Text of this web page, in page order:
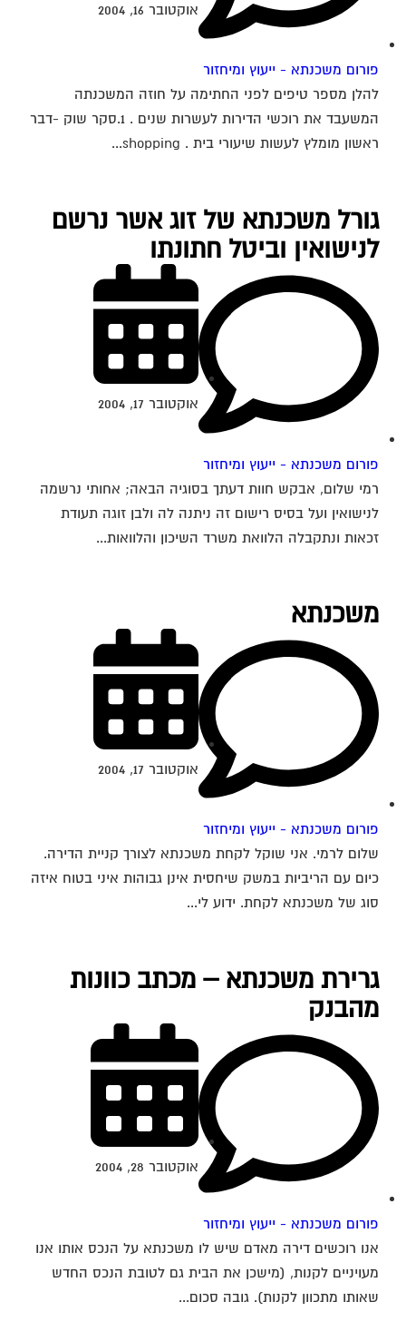
פורום משכנתא - ייעוץ ומיחזור
אוקטובר 16, 2004
להלן מספר טיפים לפני החתימה על חוזה המשכנתה
המשעבד את רוכשי הדירות לעשרות שנים . 1.סקר שוק -דבר
ראשון מומלץ לעשות שיעורי בית . shopping...
גורל משכנתא של זוג אשר נרשם
לנישואין וביטל חתונתו
פורום משכנתא - ייעוץ ומיחזור
אוקטובר 17, 2004
רמי שלום, אבקש חוות דעתך בסוגיה הבאה; אחותי נרשמה
לנישואין ועל בסיס רישום זה ניתנה לה ולבן זוגה תעודת
זכאות ונתקבלה הלוואת משרד השיכון והלוואות...
משכנתא
פורום משכנתא - ייעוץ ומיחזור
אוקטובר 17, 2004
שלום לרמי. אני שוקל לקחת משכנתא לצורך קניית הדירה.
כיום עם הריביות במשק שיחסית אינן גבוהות איני בטוח איזה
סוג של משכנתא לקחת. ידוע לי...
גרירת משכנתא – מכתב כוונות
מהבנק
פורום משכנתא - ייעוץ ומיחזור
אוקטובר 28, 2004
אנו רוכשים דירה מאדם שיש לו משכנתא על הנכס אותו אנו
מעויניים לקנות, (מישכן את הבית גם לטובת הנכס החדש
שאותו מתכוון לקנות). גובה סכום...